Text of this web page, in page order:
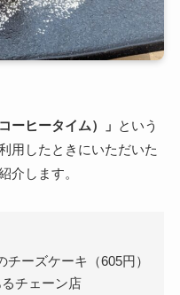
ーヒータイム）」 という
用したときにいただいた
介します。
ーズケーキ（605円）
チェーン店